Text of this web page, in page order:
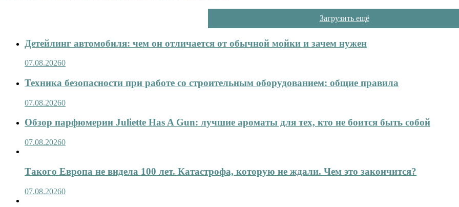
Загрузить ещё
Детейлинг автомобиля: чем он отличается от обычной мойки и зачем нужен
07.08.20260
Техника безопасности при работе со строительным оборудованием: общие правила
07.08.20260
Обзор парфюмерии Juliette Has A Gun: лучшие ароматы для тех, кто не боится быть собой
07.08.20260
Такого Европа не видела 100 лет. Катастрофа, которую не ждали. Чем это закончится?
07.08.20260